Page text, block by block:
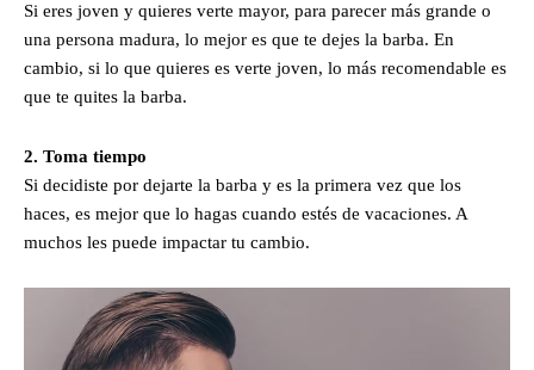
Si eres joven y quieres verte mayor, para parecer más grande o
una persona madura, lo mejor es que te dejes la barba. En
cambio, si lo que quieres es verte joven, lo más recomendable es
que te quites la barba.
2. Toma tiempo
Si decidiste por dejarte la barba y es la primera vez que los
haces, es mejor que lo hagas cuando estés de vacaciones. A
muchos les puede impactar tu cambio.